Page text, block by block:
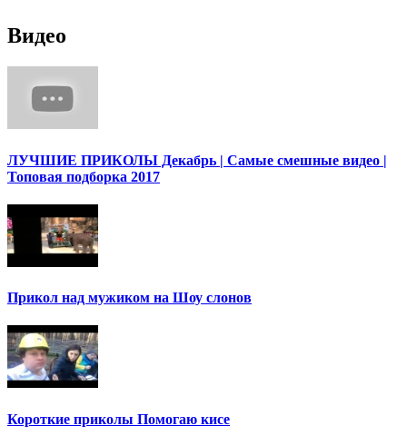
Видео
ЛУЧШИЕ ПРИКОЛЫ Декабрь | Cамые смешные видео |
Топовая подборка 2017
Прикол над мужиком на Шоу слонов
Короткие приколы Помогаю кисе